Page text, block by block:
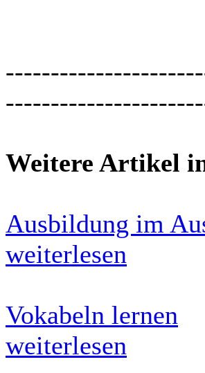
Weitere Artikel
Ausbildung im
weiterlesen
Vokabeln lernen
weiterlesen